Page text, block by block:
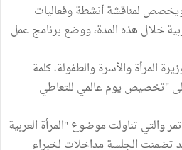
لمناقشة أنشطة وفعاليات
خلال هذه المدة، ووضع برنامج عمل
المرأة والأسرة والطفولة، كلمة
"تخصيص يوم عالمي للتعاطي
والتي تناولت موضوع "المرأة العربية
تضمنت الجلسة مداخلات لخبراء